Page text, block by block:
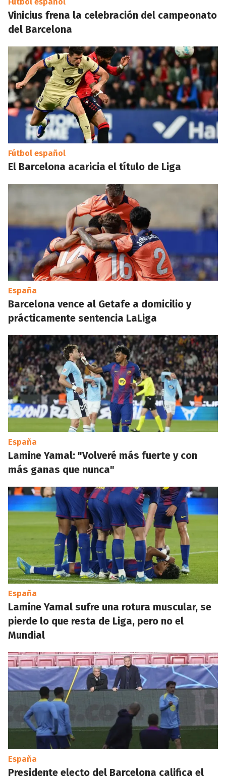
Vinicius frena la celebración del campeonato
del Barcelona
Fútbol español
El Barcelona acaricia el título de Liga
España
Barcelona vence al Getafe a domicilio y
prácticamente sentencia LaLiga
España
Lamine Yamal: "Volveré más fuerte y con
más ganas que nunca"
España
Lamine Yamal sufre una rotura muscular, se
pierde lo que resta de Liga, pero no el
Mundial
España
Presidente electo del Barcelona califica el